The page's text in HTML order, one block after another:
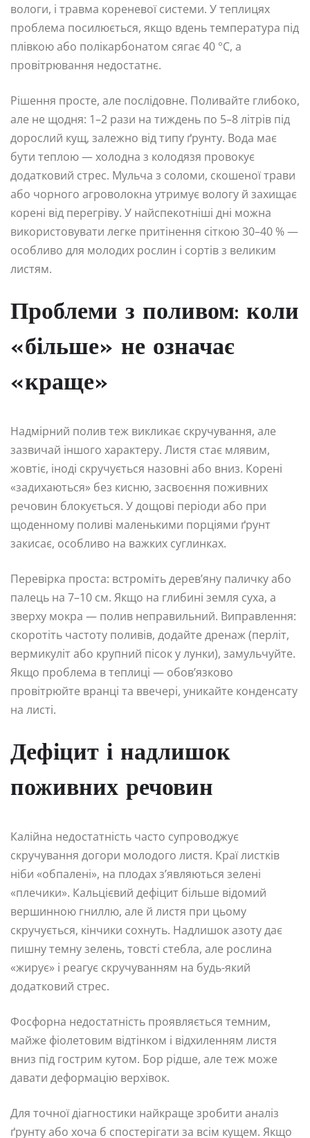
вологи, і травма кореневої системи. У теплицях
проблема посилюється, якщо вдень температура під
плівкою або полікарбонатом сягає 40 °C, а
провітрювання недостатнє.
Рішення просте, але послідовне. Поливайте глибоко,
але не щодня: 1–2 рази на тиждень по 5–8 літрів під
дорослий кущ, залежно від типу ґрунту. Вода має
бути теплою — холодна з колодязя провокує
додатковий стрес. Мульча з соломи, скошеної трави
або чорного агроволокна утримує вологу й захищає
корені від перегріву. У найспекотніші дні можна
використовувати легке притінення сіткою 30–40 % —
особливо для молодих рослин і сортів з великим
листям.
Проблеми з поливом: коли
«більше» не означає
«краще»
Надмірний полив теж викликає скручування, але
зазвичай іншого характеру. Листя стає млявим,
жовтіє, іноді скручується назовні або вниз. Корені
«задихаються» без кисню, засвоєння поживних
речовин блокується. У дощові періоди або при
щоденному поливі маленькими порціями ґрунт
закисає, особливо на важких суглинках.
Перевірка проста: встроміть дерев’яну паличку або
палець на 7–10 см. Якщо на глибині земля суха, а
зверху мокра — полив неправильний. Виправлення:
скоротіть частоту поливів, додайте дренаж (перліт,
вермикуліт або крупний пісок у лунки), замульчуйте.
Якщо проблема в теплиці — обов’язково
провітрюйте вранці та ввечері, уникайте конденсату
на листі.
Дефіцит і надлишок
поживних речовин
Калійна недостатність часто супроводжує
скручування догори молодого листя. Краї листків
ніби «обпалені», на плодах з’являються зелені
«плечики». Кальцієвий дефіцит більше відомий
вершинною гниллю, але й листя при цьому
скручується, кінчики сохнуть. Надлишок азоту дає
пишну темну зелень, товсті стебла, але рослина
«жирує» і реагує скручуванням на будь-який
додатковий стрес.
Фосфорна недостатність проявляється темним,
майже фіолетовим відтінком і відхиленням листя
вниз під гострим кутом. Бор рідше, але теж може
давати деформацію верхівок.
Для точної діагностики найкраще зробити аналіз
ґрунту або хоча б спостерігати за всім кущем. Якщо